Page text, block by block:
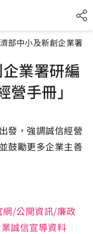
部中小及新創企業署
業署研編
營手冊」
發，強調誠信經營
鼓勵更多企業主善
網/公開資訊/廉政
誠信宣導資料